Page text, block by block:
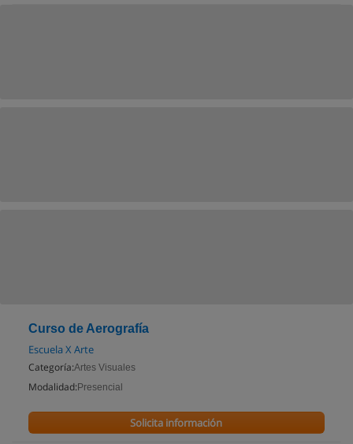
Curso de Aerografía
Escuela X Arte
Categoría:Artes Visuales
Modalidad: Presencial
Solicita información